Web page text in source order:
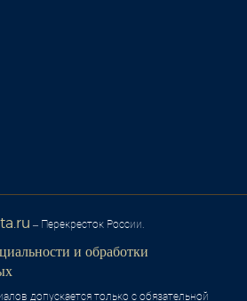
– Перекресток России.
и обработки
допускается только с обязательной